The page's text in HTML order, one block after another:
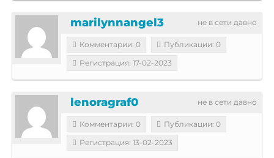
не в сети давно
marilynnangel3
Комментарии: 0
Публикации: 0
Регистрация: 17-02-2023
не в сети давно
lenoragraf0
Комментарии: 0
Публикации: 0
Регистрация: 13-02-2023